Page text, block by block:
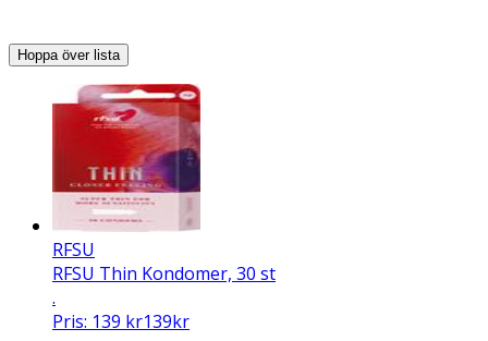
Hoppa över lista
RFSU
RFSU Thin Kondomer, 30 st
.
Pris: 139 kr139kr